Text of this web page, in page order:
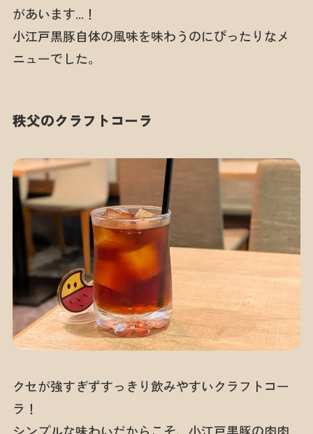
があいます…！
小江戸黒豚自体の風味を味わうのにぴったりなメ
ニューでした。
秩父のクラフトコーラ
クセが強すぎずすっきり飲みやすいクラフトコー
ラ！